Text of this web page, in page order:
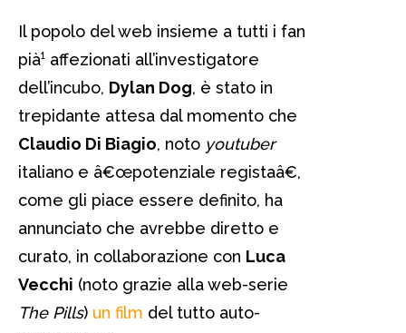
Il popolo del web insieme a tutti i fan
pià¹ affezionati all’investigatore
dell’incubo, Dylan Dog, è stato in
trepidante attesa dal momento che
Claudio Di Biagio, noto youtuber
italiano e â€œpotenziale registaâ€,
come gli piace essere definito, ha
annunciato che avrebbe diretto e
curato, in collaborazione con Luca
Vecchi (noto grazie alla web-serie
The Pills) un film del tutto auto-